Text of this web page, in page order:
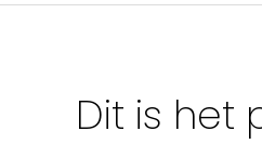
Dit is het